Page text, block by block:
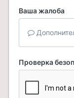
Ваша жалоба
Проверка